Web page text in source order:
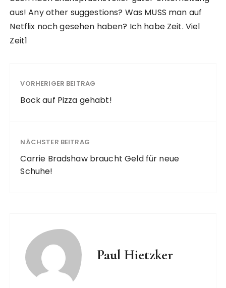
aus! Any other suggestions? Was MUSS man auf
Netflix noch gesehen haben? Ich habe Zeit. Viel
Zeit1
VORHERIGER BEITRAG
Bock auf Pizza gehabt!
NÄCHSTER BEITRAG
Carrie Bradshaw braucht Geld für neue
Schuhe!
Paul Hietzker